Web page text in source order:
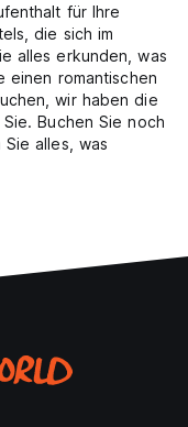
für Ihre
die sich im
alles erkunden, was
einen romantischen
wir haben die
Buchen Sie noch
alles, was